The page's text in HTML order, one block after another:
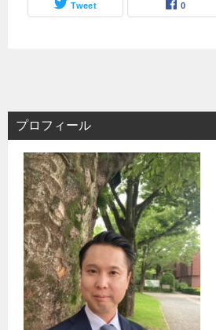
Tweet 0
プロフィール